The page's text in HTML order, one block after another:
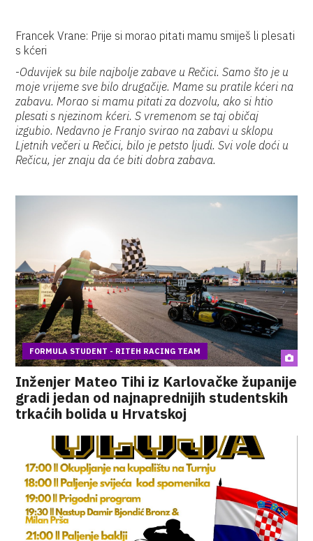
Francek Vrane: Prije si morao pitati mamu smiješ li plesati
s kćeri
-Oduvijek su bile najbolje zabave u Rečici. Samo što je u
moje vrijeme sve bilo drugačije. Mame su pratile kćeri na
zabavu. Morao si mamu pitati za dozvolu, ako si htio
plesati s njezinom kćeri. S vremenom se taj običaj
izgubio. Nedavno je Franjo svirao na zabavi u sklopu
Ljetnih večeri u Rečici, bilo je petsto ljudi. Svi vole doći u
Rečicu, jer znaju da će biti dobra zabava.
FORMULA STUDENT - RITEH RACING TEAM
Inženjer Mateo Tihi iz Karlovačke županije
gradi jedan od najnaprednijih studentskih
trkaćih bolida u Hrvatskoj